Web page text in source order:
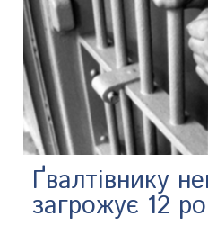
Ґвалтівнику
загрожує 12